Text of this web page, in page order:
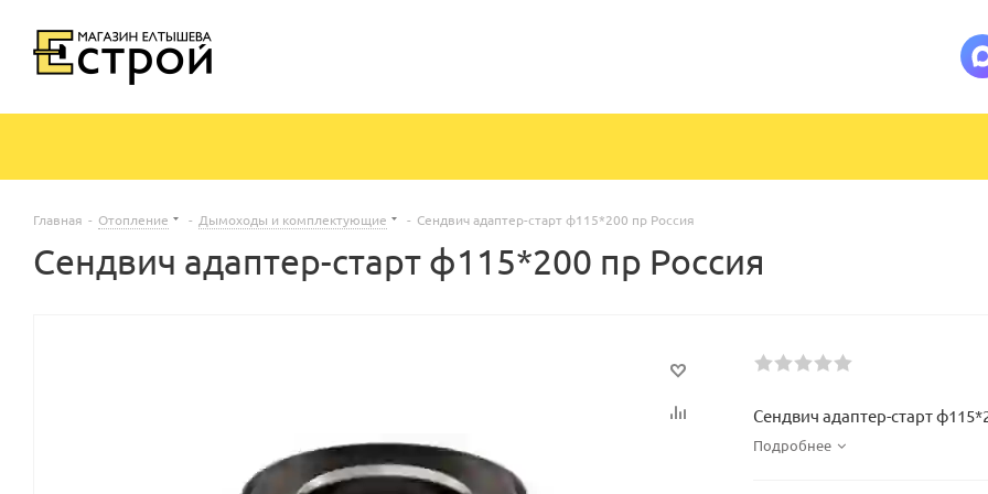
Главная - Отопление - Дымоходы и комплектующие - Сендвич адаптер-старт ф115*200 пр Россия
Сендвич адаптер-старт ф115*200 пр Россия
Сендвич адаптер-старт
Подробнее